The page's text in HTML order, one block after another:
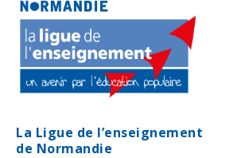
La Ligue de l’enseignement
de Normandie